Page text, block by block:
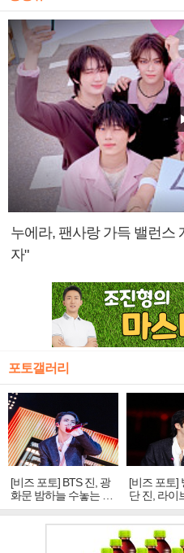
누에라, 팬사랑 가득 밸런스
자"
포토갤러리
[비즈 포토] BTS 진, 광
화문 밤하늘 수놓는 '비
주얼 킹'의 열창
[비즈 포토]
단 진, 라이
빛나는 독